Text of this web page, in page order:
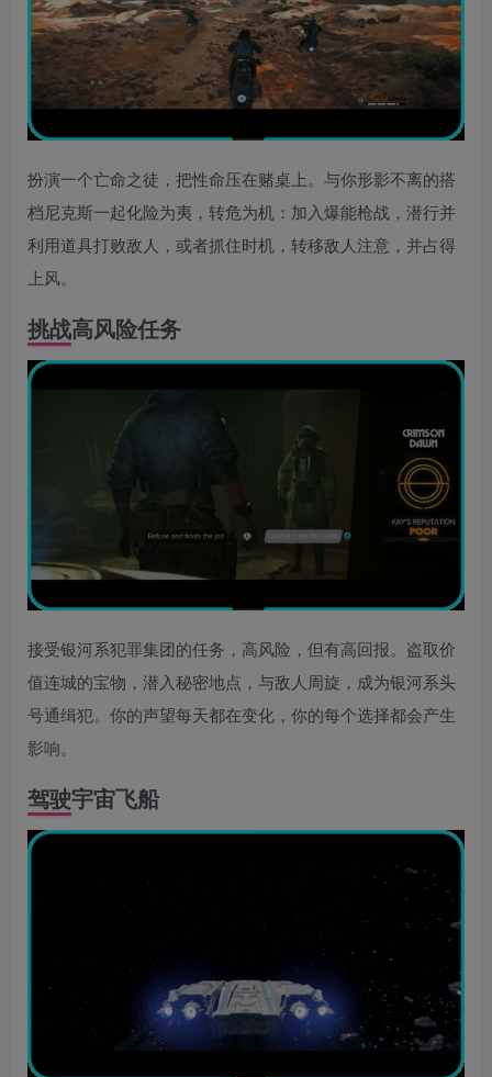
扮演一个亡命之徒，把性命压在赌桌上。与你形影不离的搭
档尼克斯一起化险为夷，转危为机：加入爆能枪战，潜行并
利用道具打败敌人，或者抓住时机，转移敌人注意，并占得
上风。
挑战高风险任务
接受银河系犯罪集团的任务，高风险，但有高回报。盗取价
值连城的宝物，潜入秘密地点，与敌人周旋，成为银河系头
号通缉犯。你的声望每天都在变化，你的每个选择都会产生
影响。
驾驶宇宙飞船